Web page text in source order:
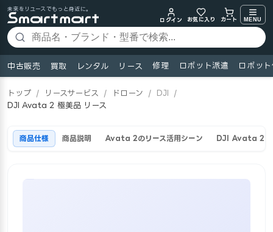
未来をリユースでもっと身近に。
ログイン
お気に入り カート MENU
中古販売 買取 レンタル リース 修理 ロボット派遣 ロボッ
トップ / リースサービス / ドローン / DJI
/
DJI Avata 2 極美品 リース
商品仕様 商品説明 Avata 2のリース活用シーン DJI Avata 2 リ